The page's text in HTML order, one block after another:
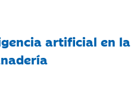
artificial en la